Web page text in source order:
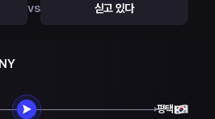
vs 싣고 있다
평택